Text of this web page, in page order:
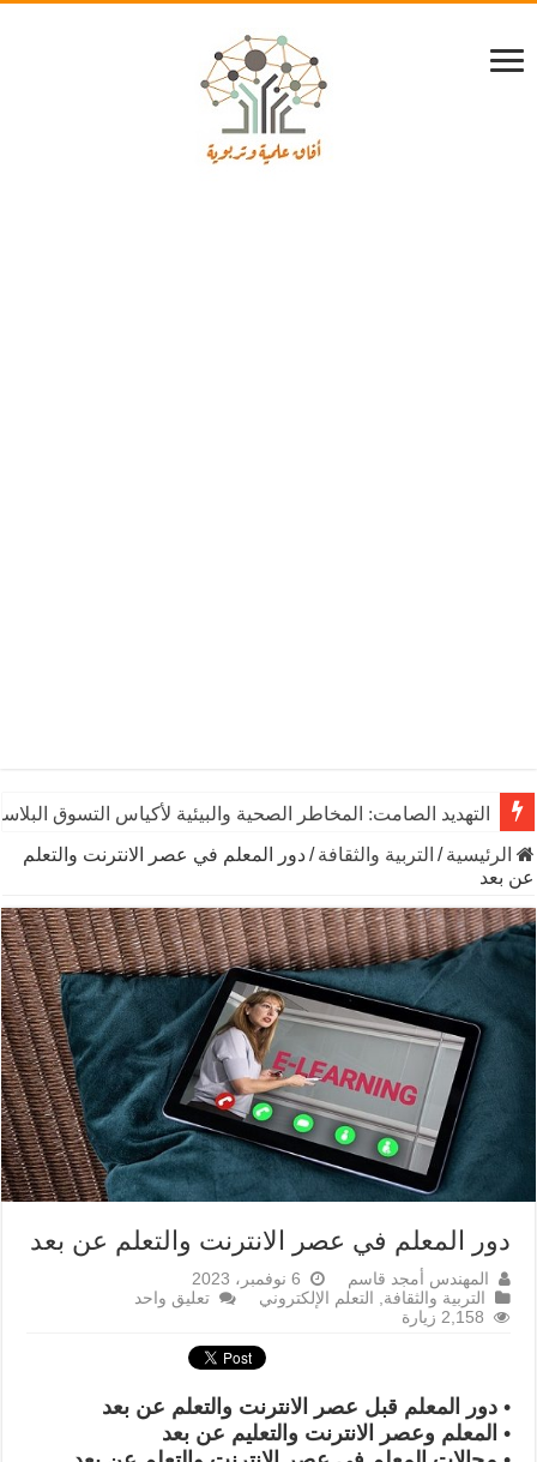
يوم الشاي العالمي: رشفـة من التاريخ تنبض بالحياة والاقتصاد
الرئيسية / التربية والثقافة /دور المعلم في عصر الانترنت والتعلم
عن بعد
دور المعلم في عصر الانترنت والتعلم عن بعد
المهندس أمجد قاسم
6 نوفمبر، 2023
التربية والثقافة, التعلم الإلكتروني
تعليق واحد
2,158 زيارة
• دور المعلم قبل عصر الانترنت والتعلم عن بعد
• المعلم وعصر الانترنت والتعليم عن بعد